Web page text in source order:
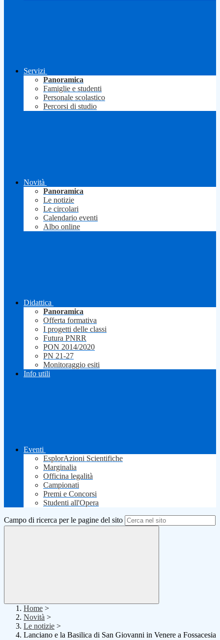
Servizi
Panoramica
Famiglie e studenti
Personale scolastico
Percorsi di studio
Novità
Panoramica
Le notizie
Le circolari
Calendario eventi
Albo online
Didattica
Panoramica
Offerta formativa
I progetti delle classi
Futura PNRR
PON 2014/2020
PN 21-27
Monitoraggio esiti
Info utili
Eventi
EsplorAzioni Scientifiche
Marginalia
Officina legalità
Campionati
Premi e Concorsi
Studenti all'Opera
Campo di ricerca per le pagine del sito
Home >
Novità >
Le notizie >
Lanciano e la Basilica di San Giovanni in Venere a Fossacesia